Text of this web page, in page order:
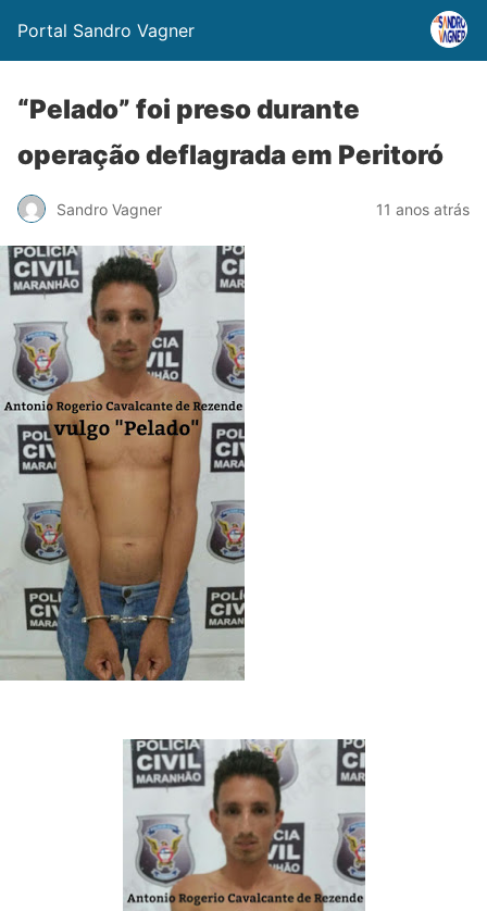
Portal Sandro Vagner
“Pelado” foi preso durante
operação deflagrada em Peritoró
Sandro Vagner 11 anos atrás